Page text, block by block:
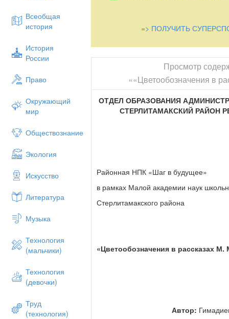
Всеобщая
история
История
России
Право
Окружающий
мир
Обществознание
Экология
Искусство
Литература
Музыка
Технология
(мальчики)
Технология
(девочки)
Труд
(технология)
=> ПОЛУЧИТЬ
Просмотр
««Цветообозначения в
ОТДЕЛ ОБРАЗОВАНИЯ
СТЕРЛИТАМАКСКИЙ РАЙОН
Районная НПК «Шаг в будущее»
в рамках Малой академии наук
Стерлитамакского района
«Цветообозначения в рассказах
Автор: